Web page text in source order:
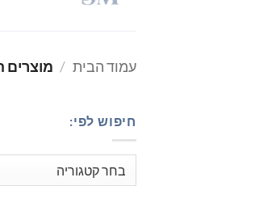
עמוד הבית / מוצרים
חיפוש לפי: